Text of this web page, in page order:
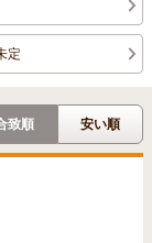
定
致順 安い順